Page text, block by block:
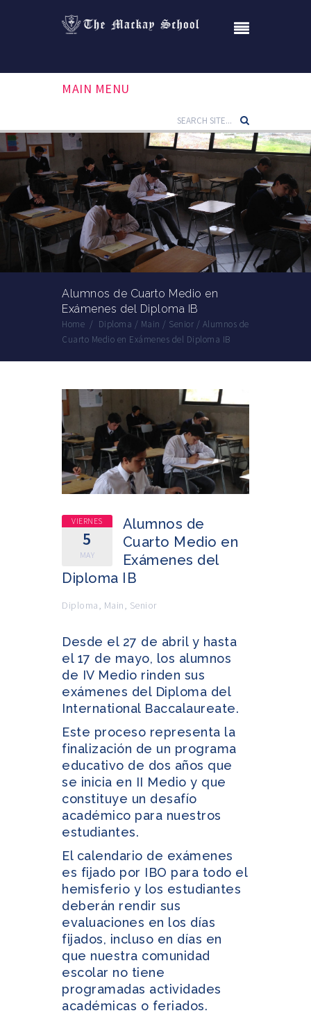
MAIN MENU
Alumnos de Cuarto Medio en
Exámenes del Diploma IB
Home / Diploma / Main / Senior / Alumnos de
Cuarto Medio en Exámenes del Diploma IB
VIERNES
5
MAY
Alumnos de
Cuarto Medio en
Exámenes del
Diploma IB
Diploma Main Senior
Desde el 27 de abril y hasta
el 17 de mayo, los alumnos
de IV Medio rinden sus
exámenes del Diploma del
International Baccalaureate.
Este proceso representa la
finalización de un programa
educativo de dos años que
se inicia en II Medio y que
constituye un desafío
académico para nuestros
estudiantes.
El calendario de exámenes
es fijado por IBO para todo el
hemisferio y los estudiantes
deberán rendir sus
evaluaciones en los días
fijados, incluso en días en
que nuestra comunidad
escolar no tiene
programadas actividades
académicas o feriados.